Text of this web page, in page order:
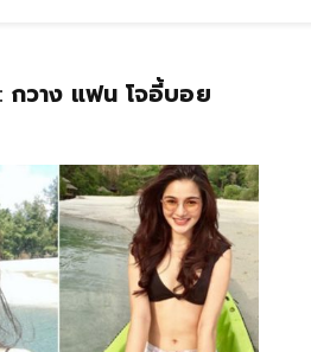
กวาง แฟน โจอี้บอย